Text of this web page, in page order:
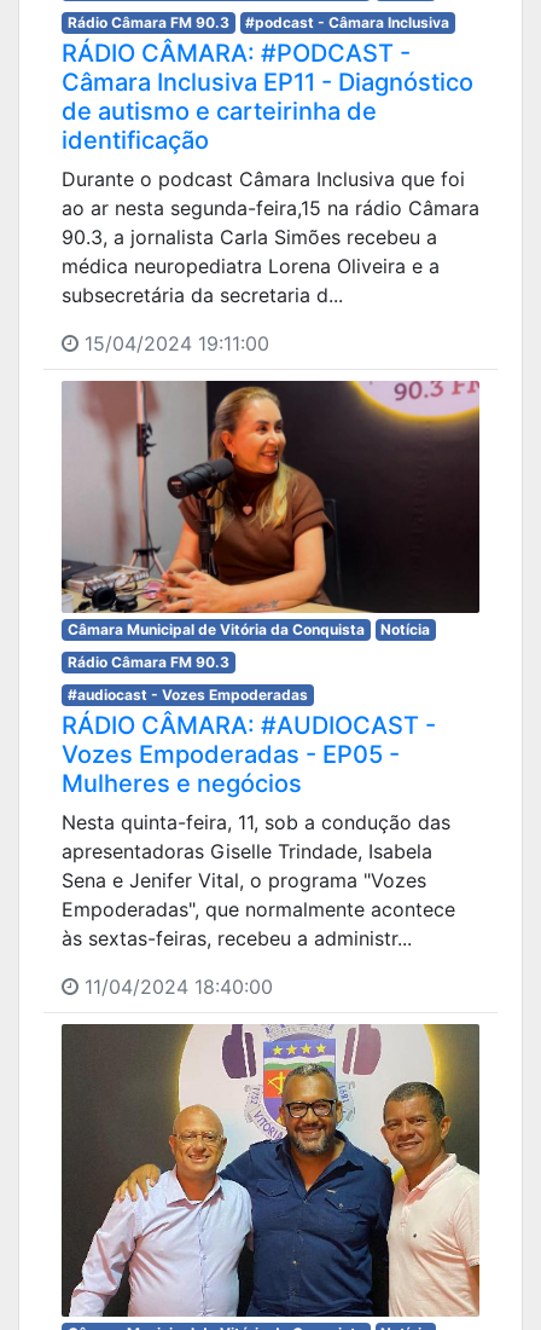
Rádio Câmara FM 90.3
#podcast - Câmara Inclusiva
RÁDIO CÂMARA: #PODCAST -
Câmara Inclusiva EP11 - Diagnóstico
de autismo e carteirinha de
identificação
Durante o podcast Câmara Inclusiva que foi
ao ar nesta segunda-feira,15 na rádio Câmara
90.3, a jornalista Carla Simões recebeu a
médica neuropediatra Lorena Oliveira e a
subsecretária da secretaria d...
15/04/2024 19:11:00
Câmara Municipal de Vitória da Conquista
Notícia
Rádio Câmara FM 90.3
#audiocast - Vozes Empoderadas
RÁDIO CÂMARA: #AUDIOCAST -
Vozes Empoderadas - EP05 -
Mulheres e negócios
Nesta quinta-feira, 11, sob a condução das
apresentadoras Giselle Trindade, Isabela
Sena e Jenifer Vital, o programa "Vozes
Empoderadas", que normalmente acontece
às sextas-feiras, recebeu a administr...
11/04/2024 18:40:00